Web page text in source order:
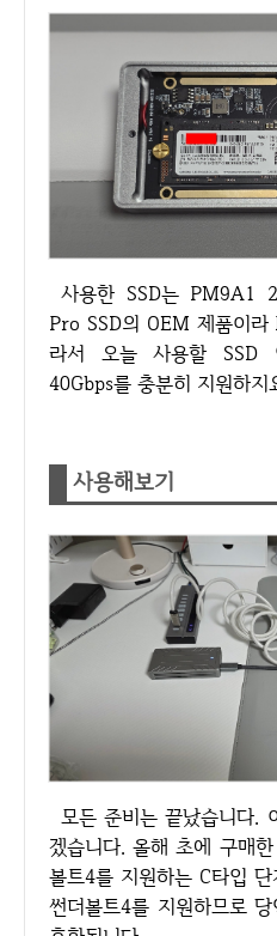
사용한 SSD는 PM9A1 256GB 입니다. 삼성 980
Pro SSD의 OEM 제품이
라서 오늘 사용할 SSD
40Gbps를 충분히 지원하지
사용해보기
모든 준비는 끝났습니다. 이제 노트북에 연결을 해보
겠습니다. 올해 초에 구매
볼트4를 지원하는 C타입
썬더볼트4를 지원하므로